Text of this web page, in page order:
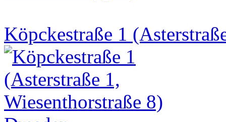
Köpckestraße 1